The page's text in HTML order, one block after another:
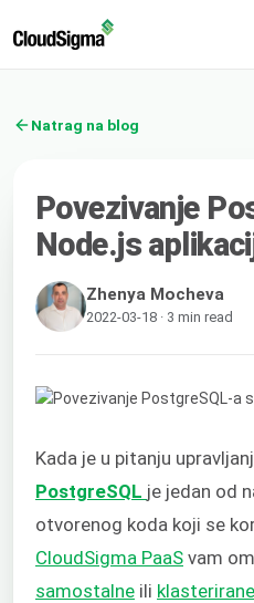
Natrag na blog
Povezivanje
Node.js
Zhenya Mocheva
2022-03-18 · 3 min read
Kada je u pitanju
PostgreSQL je jedan od
otvorenog koda koji se
CloudSigma PaaS vam
samostalne ili klasterirane